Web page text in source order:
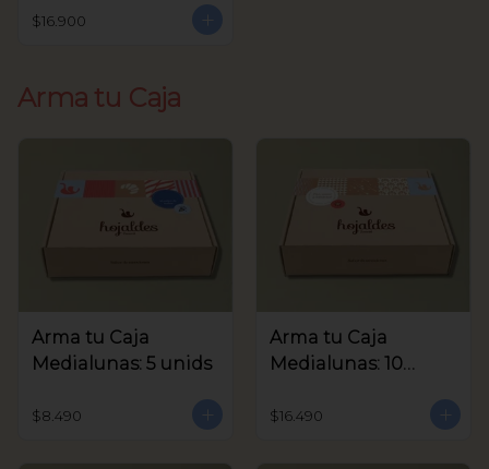
$16.900
Arma tu Caja
Arma tu Caja
Medialunas: 5 unids
$8.490
Arma tu Caja
Medialunas: 10
$16.490